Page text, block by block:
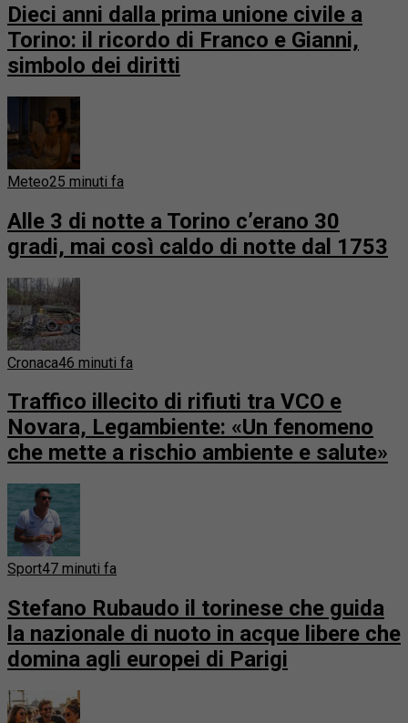
Dieci anni dalla prima unione civile a
Torino: il ricordo di Franco e Gianni,
simbolo dei diritti
Meteo25 minuti fa
Alle 3 di notte a Torino c’erano 30
gradi, mai così caldo di notte dal 1753
Cronaca46 minuti fa
Traffico illecito di rifiuti tra VCO e
Novara, Legambiente: «Un fenomeno
che mette a rischio ambiente e salute»
Sport47 minuti fa
Stefano Rubaudo il torinese che guida
la nazionale di nuoto in acque libere che
domina agli europei di Parigi